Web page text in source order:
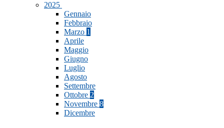
2025
Gennaio
Febbraio
Marzo 1
Aprile
Maggio
Giugno
Luglio
Agosto
Settembre
Ottobre 2
Novembre 8
Dicembre